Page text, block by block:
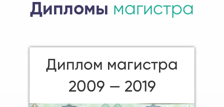
Дипломы магистра
Диплом магистра
2009 — 2019